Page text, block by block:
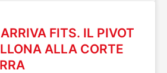
FITS. IL PIVOT
ALLA CORTE